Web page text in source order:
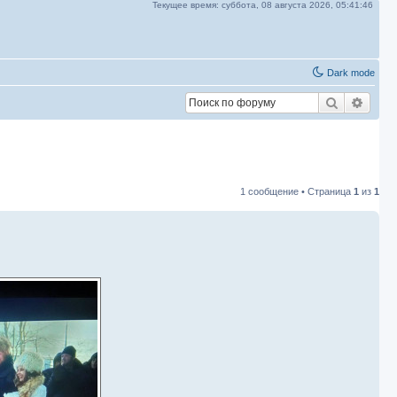
Текущее время: суббота, 08 августа 2026, 05:41:46
Dark mode
Поиск
1 сообщение • Страница 1 из 1